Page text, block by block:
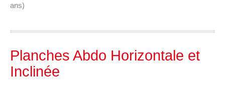
ans)
Planches Abdo Horizontale et
Inclinée